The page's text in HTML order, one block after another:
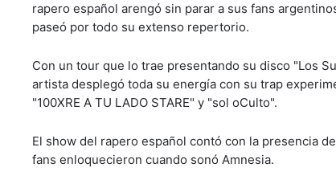
rapero español arengó sin parar a sus fans
paseó por todo su extenso repertorio.
Con un tour que lo trae presentando su disco "Los
artista desplegó toda su energía con su trap
"100XRE A TU LADO STARE" y "sol oCulto".
El show del rapero español contó con la presencia
fans enloquecieron cuando sonó Amnesia.